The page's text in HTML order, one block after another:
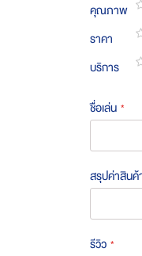
คุณภาพ
12345
ราคา
12345
บริการ
ชื่อเล่น
สรุปค่าสินค้
รีวิว